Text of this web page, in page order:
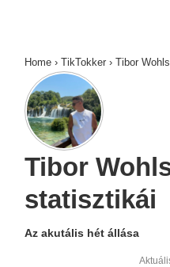
Home › TikTokker › Tibor
Tibor
statisztikái
Az akutális hét állása